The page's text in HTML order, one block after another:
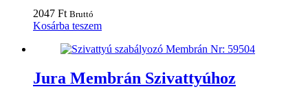
2047 Ft Bruttó
Kosárba teszem
Jura Membrán Szivattyúhoz